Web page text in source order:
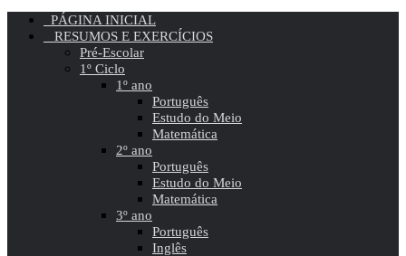
PÁGINA INICIAL
RESUMOS E EXERCÍCIOS
Pré-Escolar
1º Ciclo
1º ano
Português
Estudo do Meio
Matemática
2º ano
Português
Estudo do Meio
Matemática
3º ano
Português
Inglês